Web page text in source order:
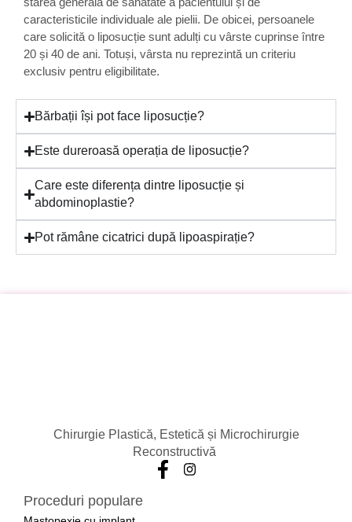
caracteristicile individuale ale pielii. De obicei, persoanele
care solicită o liposucție sunt adulți cu vârste cuprinse între
20 și 40 de ani. Totuși, vârsta nu reprezintă un criteriu
exclusiv pentru eligibilitate.
Bărbații își pot face liposucție?
Este dureroasă operația de liposucție?
Care este diferența dintre liposucție și
abdominoplastie?
Pot rămâne cicatrici după lipoaspirație?
Chirurgie Plastică, Estetică și Microchirurgie
Reconstructivă
Proceduri populare